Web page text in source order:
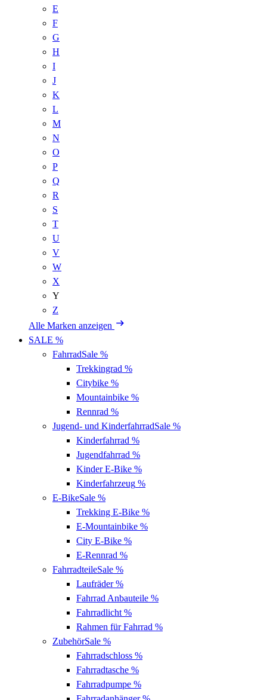
E
F
G
H
I
J
K
L
M
N
O
P
Q
R
S
T
U
V
W
X
Y
Z
Alle Marken anzeigen
SALE %
FahrradSale %
Trekkingrad %
Citybike %
Mountainbike %
Rennrad %
Jugend- und KinderfahrradSale %
Kinderfahrrad %
Jugendfahrrad %
Kinder E-Bike %
Kinderfahrzeug %
E-BikeSale %
Trekking E-Bike %
E-Mountainbike %
City E-Bike %
E-Rennrad %
FahrradteileSale %
Laufräder%
Fahrrad Anbauteile %
Fahrradlicht %
Rahmen für Fahrrad %
ZubehörSale %
Fahrradschloss %
Fahrradtasche %
Fahrradpumpe %